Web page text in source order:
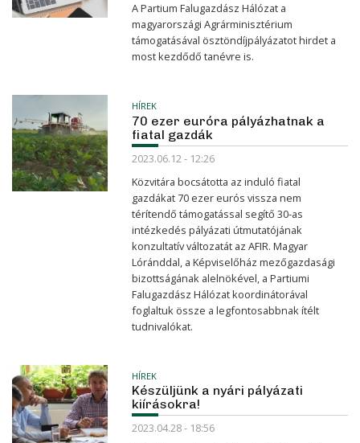
A Partium Falugazdász Hálózat a
magyarországi Agrárminisztérium
támogatásával ösztöndíjpályázatot hirdet a
most kezdődő tanévre is.
HÍREK
70 ezer euróra pályázhatnak a
fiatal gazdák
2023.06.12 - 12:26
Közvitára bocsátotta az induló fiatal
gazdákat 70 ezer eurós vissza nem
térítendő támogatással segítő 30-as
intézkedés pályázati útmutatójának
konzultatív változatát az AFIR. Magyar
Lóránddal, a Képviselőház mezőgazdasági
bizottságának alelnökével, a Partiumi
Falugazdász Hálózat koordinátorával
foglaltuk össze a legfontosabbnak ítélt
tudnivalókat.
HÍREK
Készüljünk a nyári pályázati
kiírásokra!
2023.04.28 - 18:56